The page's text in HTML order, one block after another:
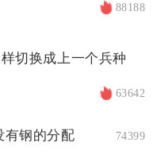
88188
切换成上一个兵种
63642
有钢的分配 74399